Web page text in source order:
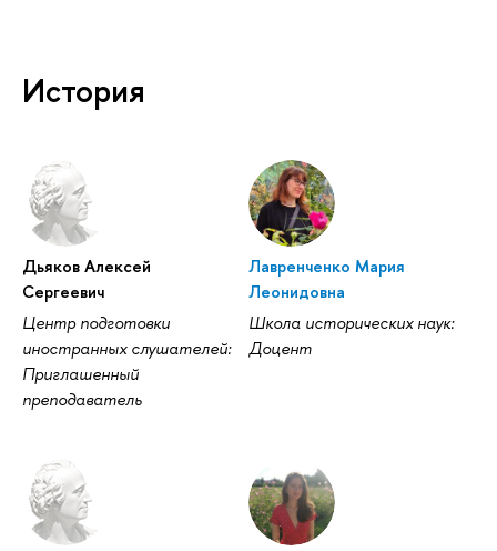
История
Дьяков Алексей
Сергеевич
Центр подготовки
иностранных слушателей:
Приглашенный
преподаватель
Лавренченко Мария
Леонидовна
Школа исторических наук:
Доцент